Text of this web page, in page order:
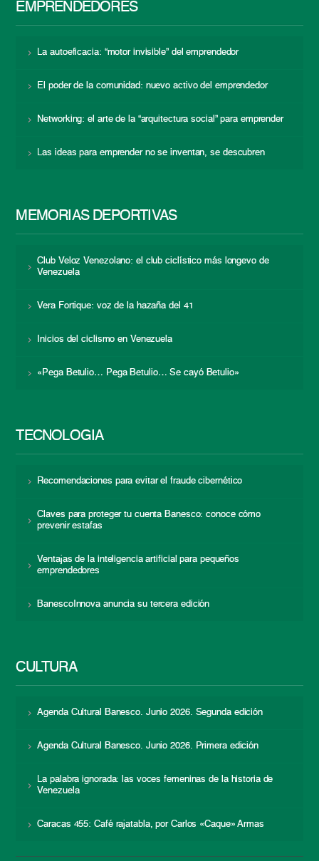
EMPRENDEDORES
La autoeficacia: “motor invisible” del emprendedor
El poder de la comunidad: nuevo activo del emprendedor
Networking: el arte de la “arquitectura social” para emprender
Las ideas para emprender no se inventan, se descubren
MEMORIAS DEPORTIVAS
Club Veloz Venezolano: el club ciclístico más longevo de
Venezuela
Vera Fortique: voz de la hazaña del 41
Inicios del ciclismo en Venezuela
«Pega Betulio… Pega Betulio… Se cayó Betulio»
TECNOLOGÍA
Recomendaciones para evitar el fraude cibernético
Claves para proteger tu cuenta Banesco: conoce cómo
prevenir estafas
Ventajas de la inteligencia artificial para pequeños
emprendedores
BanescoInnova anuncia su tercera edición
CULTURA
Agenda Cultural Banesco. Junio 2026. Segunda edición
Agenda Cultural Banesco. Junio 2026. Primera edición
La palabra ignorada: las voces femeninas de la historia de
Venezuela
Caracas 455: Café rajatabla, por Carlos «Caque» Armas